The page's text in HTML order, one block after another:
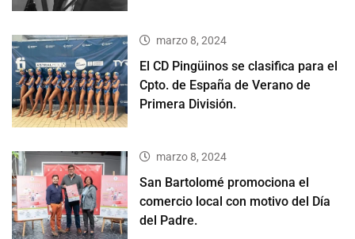
marzo 8, 2024
El CD Pingüinos se clasifica para el
Cpto. de España de Verano de
Primera División.
marzo 8, 2024
San Bartolomé promociona el
comercio local con motivo del Día
del Padre.